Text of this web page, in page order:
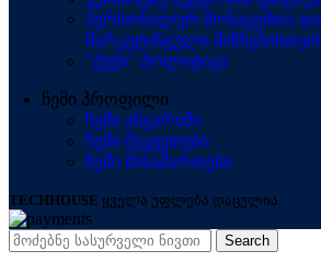
პერსონალურ მონაცემთა
მარკეტინგული
"ქუქი" პოლიტიკა
ჩემი პროფილი
ჩემი ანგარიში
ჩემი შეკვეთები
ჩემი მისამართები
TECHHOUSE ყველა უფლება დაცულია.
Search